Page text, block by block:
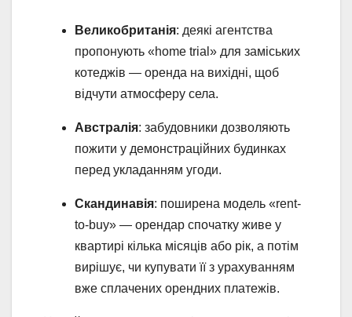
Великобританія: деякі агентства
пропонують «home trial» для заміських
котеджів — оренда на вихідні, щоб
відчути атмосферу села.
Австралія: забудовники дозволяють
пожити у демонстраційних будинках
перед укладанням угоди.
Скандинавія: поширена модель «rent-
to-buy» — орендар спочатку живе у
квартирі кілька місяців або рік, а потім
вирішує, чи купувати її з урахуванням
вже сплачених орендних платежів.